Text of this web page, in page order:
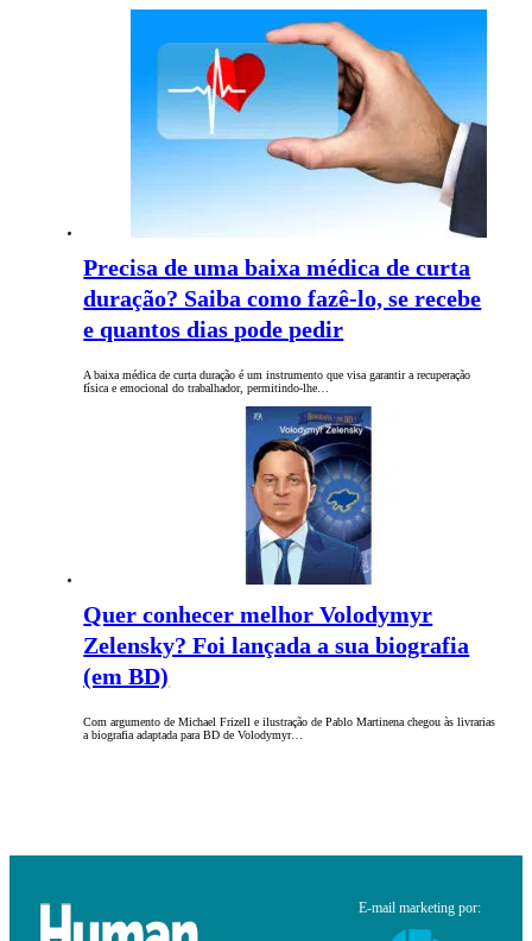
Precisa de uma baixa médica de curta
duração? Saiba como fazê-lo, se recebe
e quantos dias pode pedir
A baixa médica de curta duração é um instrumento que visa garantir a recuperação
física e emocional do trabalhador, permitindo-lhe…
Quer conhecer melhor Volodymyr
Zelensky? Foi lançada a sua biografia
(em BD)
Com argumento de Michael Frizell e ilustração de Pablo Martinena chegou às livrarias
a biografia adaptada para BD de Volodymyr…
E-mail marketing por: